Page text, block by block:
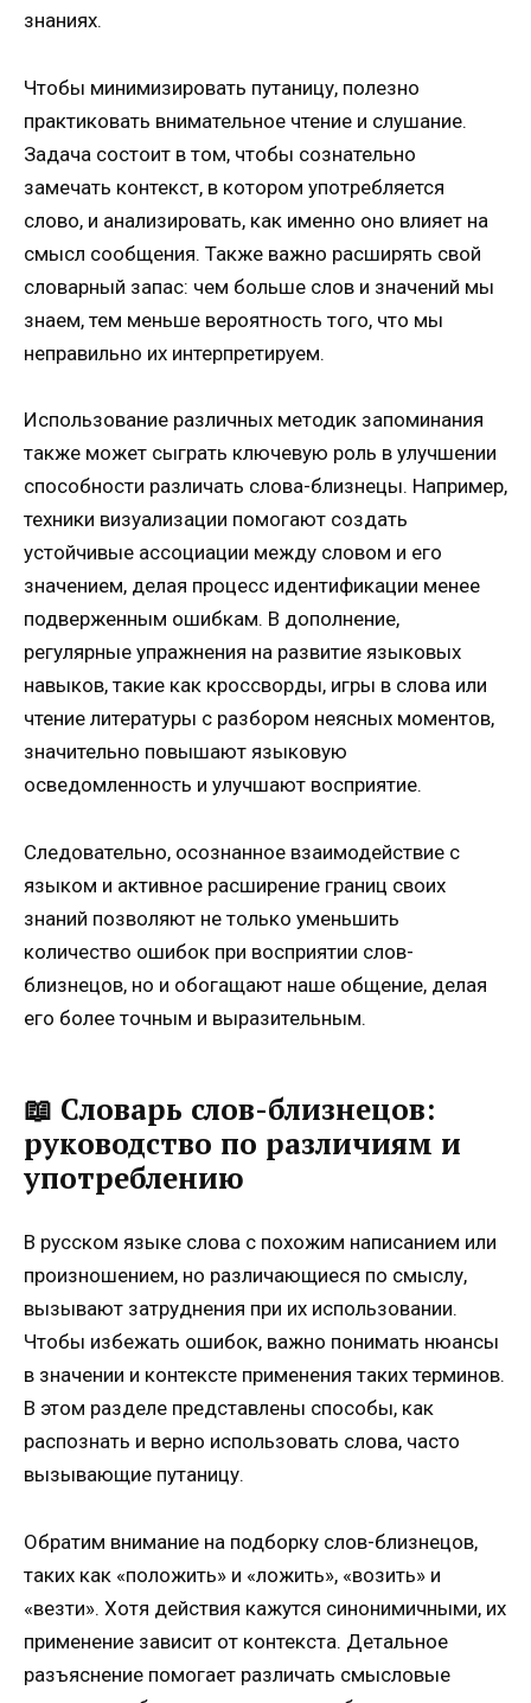
знаниях.
Чтобы минимизировать путаницу, полезно
практиковать внимательное чтение и слушание.
Задача состоит в том, чтобы сознательно
замечать контекст, в котором употребляется
слово, и анализировать, как именно оно влияет на
смысл сообщения. Также важно расширять свой
словарный запас: чем больше слов и значений мы
знаем, тем меньше вероятность того, что мы
неправильно их интерпретируем.
Использование различных методик запоминания
также может сыграть ключевую роль в улучшении
способности различать слова-близнецы. Например,
техники визуализации помогают создать
устойчивые ассоциации между словом и его
значением, делая процесс идентификации менее
подверженным ошибкам. В дополнение,
регулярные упражнения на развитие языковых
навыков, такие как кроссворды, игры в слова или
чтение литературы с разбором неясных моментов,
значительно повышают языковую
осведомленность и улучшают восприятие.
Следовательно, осознанное взаимодействие с
языком и активное расширение границ своих
знаний позволяют не только уменьшить
количество ошибок при восприятии слов-
близнецов, но и обогащают наше общение, делая
его более точным и выразительным.
📖 Словарь слов-близнецов:
руководство по различиям и
употреблению
В русском языке слова с похожим написанием или
произношением, но различающиеся по смыслу,
вызывают затруднения при их использовании.
Чтобы избежать ошибок, важно понимать нюансы
в значении и контексте применения таких терминов.
В этом разделе представлены способы, как
распознать и верно использовать слова, часто
вызывающие путаницу.
Обратим внимание на подборку слов-близнецов,
таких как «положить» и «ложить», «возить» и
«везти». Хотя действия кажутся синонимичными, их
применение зависит от контекста. Детальное
разъяснение помогает различать смысловые